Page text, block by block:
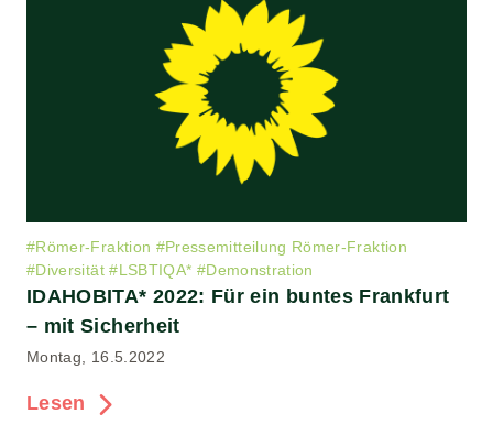
#Römer-Fraktion #Pressemitteilung Römer-Fraktion
#Diversität #LSBTIQA* #Demonstration
IDAHOBITA* 2022: Für ein buntes Frankfurt
– mit Sicherheit
Montag, 16.5.2022
Lesen